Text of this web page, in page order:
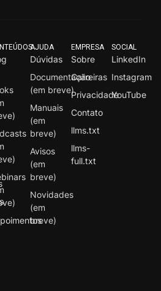
AJUDA
Dúvidas
Documentação
(em breve)
Manuais
(em
breve)
Avisos
(em
breve)
Novidades
(em
breve)
EMPRESA
Sobre
Carreiras
Privacidade
Contato
llms.txt
llms-
full.txt
SOCIAL
LinkedIn
Instagram
YouTube